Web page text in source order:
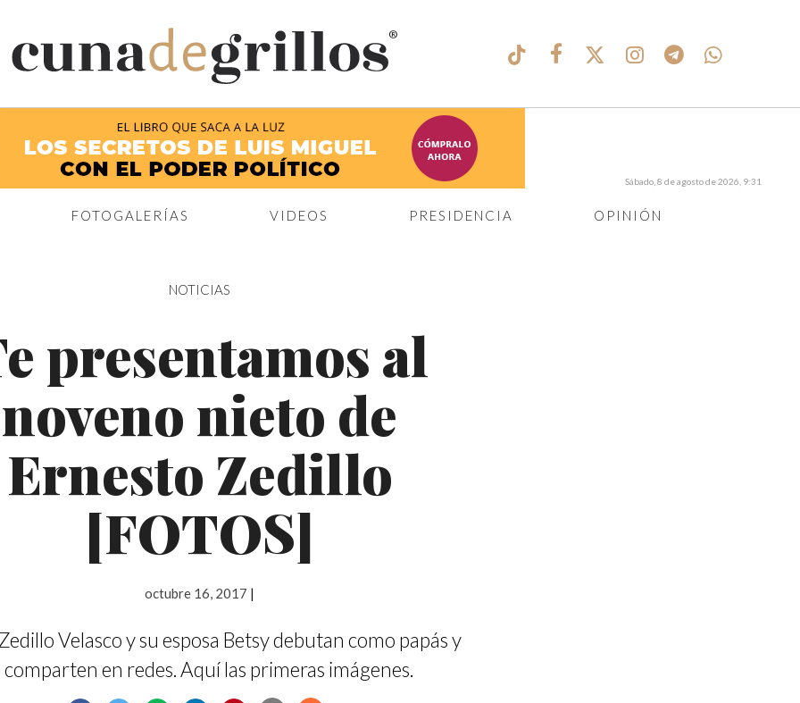
®
FOTOGALERÍAS VIDEOS PRESIDENCIA OPINIÓN
Sábado, 8 de agosto de 2026, 9:31
NOTICIAS
presentamos al
noveno nieto de
Ernesto Zedillo
[FOTOS]
octubre 16, 2017 |
Velasco y su esposa Betsy debutan como papás y
comparten en redes. Aquí las primeras imágenes.